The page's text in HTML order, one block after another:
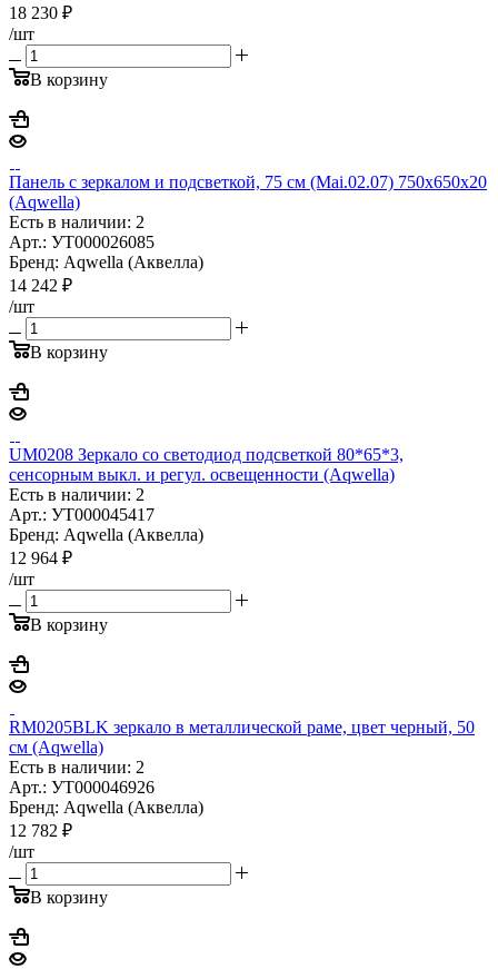
18 230 ₽
/шт
В корзину
Панель с зеркалом и подсветкой, 75 см (Mai.02.07) 750x650x20
(Aqwella)
Есть в наличии: 2
Арт.: УТ000026085
Бренд: Aqwella (Аквелла)
14 242 ₽
/шт
В корзину
UM0208 Зеркало со светодиод подсветкой 80*65*3,
сенсорным выкл. и регул. освещенности (Aqwella)
Есть в наличии: 2
Арт.: УТ000045417
Бренд: Aqwella (Аквелла)
12 964 ₽
/шт
В корзину
RM0205BLK зеркало в металлической раме, цвет черный, 50
см (Aqwella)
Есть в наличии: 2
Арт.: УТ000046926
Бренд: Aqwella (Аквелла)
12 782 ₽
/шт
В корзину